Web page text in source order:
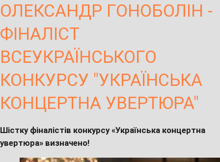
ОЛЕКСАНДР ГОНОБОЛІН -
ФІНАЛІСТ
ВСЕУКРАЇНСЬКОГО
КОНКУРСУ "УКРАЇНСЬКА
КОНЦЕРТНА УВЕРТЮРА"
Шістку фіналістів конкурсу «Українська концертна
увертюра» визначено!